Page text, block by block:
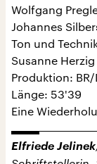
Wolfgang
Johannes
Ton und
Susanne Herzig
Produktion:
Länge: 53'39
Eine
Elfriede Jelinek